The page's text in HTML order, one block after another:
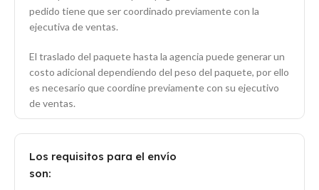
pedido tiene que ser coordinado previamente con la
ejecutiva de ventas.
El traslado del paquete hasta la agencia puede generar un
costo adicional dependiendo del peso del paquete, por ello
es necesario que coordine previamente con su ejecutivo
de ventas.
Los requisitos para el envío
son: